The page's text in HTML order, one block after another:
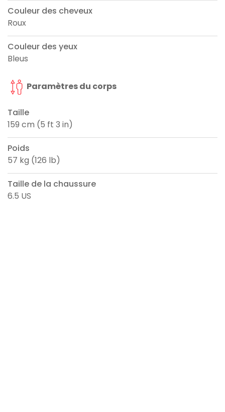
Couleur des cheveux
Roux
Couleur des yeux
Bleus
Paramètres du corps
Taille
159 cm (5 ft 3 in)
Poids
57 kg (126 lb)
Taille de la chaussure
6.5 US